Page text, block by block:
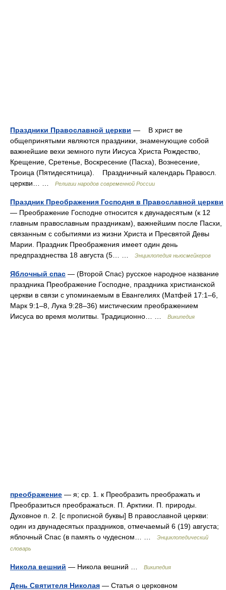
Праздники Православной церкви — В христ ве
общепринятыми являются праздники, знаменующие собой
важнейшие вехи земного пути Иисуса Христа Рождество,
Крещение, Сретенье, Воскресение (Пасха), Вознесение,
Троица (Пятидесятница). Праздничный календарь Правосл.
церкви… …
Религии народов современной России
Праздник Преображения Господня в Православной церкви
— Преображение Господне относится к двунадесятым (к 12
главным православным праздникам), важнейшим после Пасхи,
связанным с событиями из жизни Христа и Пресвятой Девы
Марии. Праздник Преображения имеет один день
предпразднества 18 августа (5… …
Энциклопедия ньюсмейкеров
Яблочный спас — (Второй Спас) русское народное название
праздника Преображение Господне, праздника христианской
церкви в связи с упоминаемым в Евангелиях (Матфей 17:1–6,
Марк 9:1–8, Лука 9:28–36) мистическим преображением
Иисуса во время молитвы. Традиционно… …
Википедия
преображение — я; ср. 1. к Преобразить преображать и
Преобразиться преображаться. П. Арктики. П. природы.
Духовное п. 2. [с прописной буквы] В православной церкви:
один из двунадесятых праздников, отмечаемый 6 (19) августа;
яблочный Спас (в память о чудесном… …
Энциклопедический
словарь
Никола вешний — Никола вешний … Википедия
День Святителя Николая — Статья о церковном